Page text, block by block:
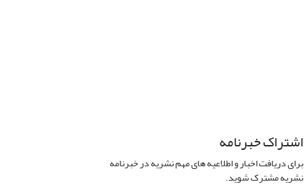
اشتراک خبرنامه
برای دریافت اخبار و اطلاعیه های مهم نشریه در خبرنامه
نشریه مشترک شوید.